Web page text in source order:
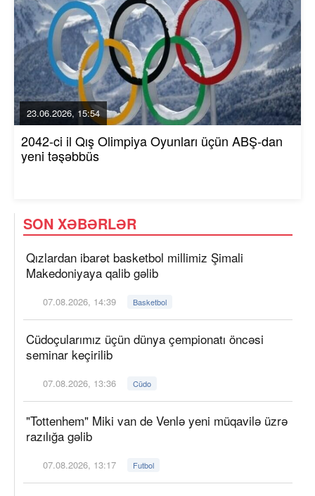
23.06.2026, 15:54
2042-ci il Qış Olimpiya Oyunları üçün ABŞ-dan
yeni təşəbbüs
SON XƏBƏRLƏR
Qızlardan ibarət basketbol millimiz Şimali
Makedoniyaya qalib gəlib
07.08.2026, 14:39 Basketbol
Cüdoçularımız üçün dünya çempionatı öncəsi
seminar keçirilib
07.08.2026, 13:36 Cüdo
"Tottenhem" Miki van de Venlə yeni müqavilə üzrə
razılığa gəlib
07.08.2026, 13:17 Futbol